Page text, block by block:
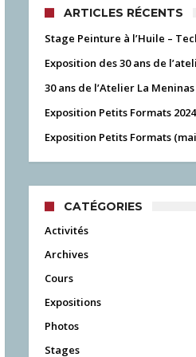
ARTICLES RÉCENTS
Stage Peinture à l’Huile –
Exposition des 30 ans de
30 ans de l’Atelier La Meninas
Exposition Petits Formats
Exposition Petits Formats
CATÉGORIES
Activités
Archives
Cours
Expositions
Photos
Stages